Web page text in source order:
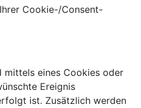
Cookie-/Consent-
mittels eines Cookies oder
Ereignis
ist. Zusätzlich werden